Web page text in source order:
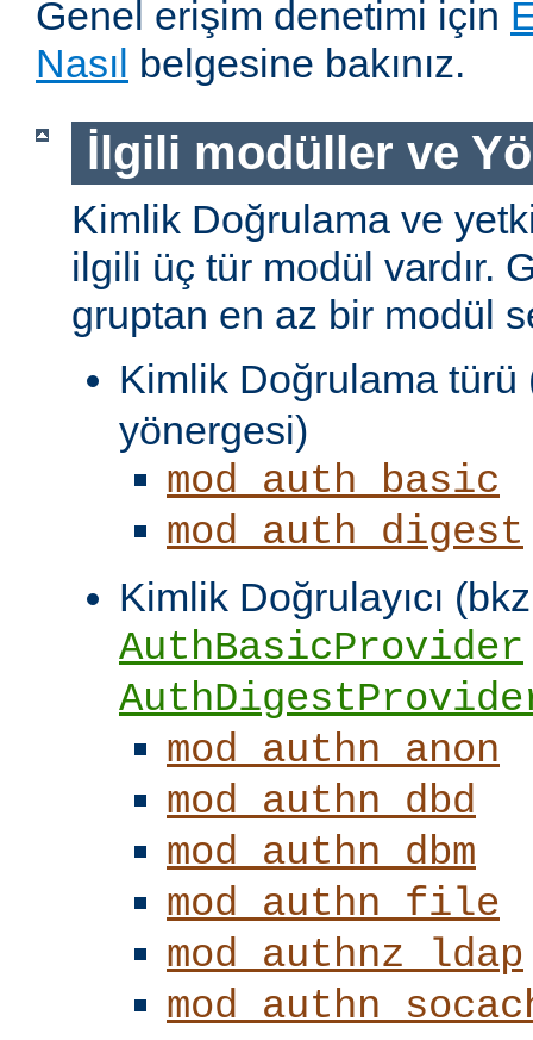
Genel erişim denetimi için
Nasıl belgesine bakınız.
İlgili modüller ve
Kimlik Doğrulama ve
ilgili üç tür modül vardır.
gruptan en az bir modül
Kimlik Doğrulama
yönergesi)
mod_auth_basic
mod_auth_digest
Kimlik Doğrulayıcı
AuthBasicProvider
mod_authn_anon
mod_authn_dbd
mod_authn_dbm
mod_authn_file
mod_authnz_ldap